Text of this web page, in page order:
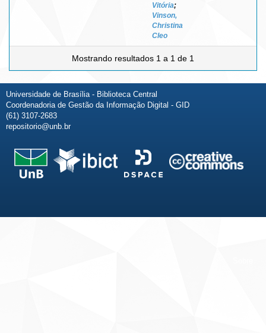
Vitória;
Vinson,
Christina
Cleo
Mostrando resultados 1 a 1 de 1
Universidade de Brasília - Biblioteca Central
Coordenadoria de Gestão da Informação Digital - GID
(61) 3107-2683
repositorio@unb.br